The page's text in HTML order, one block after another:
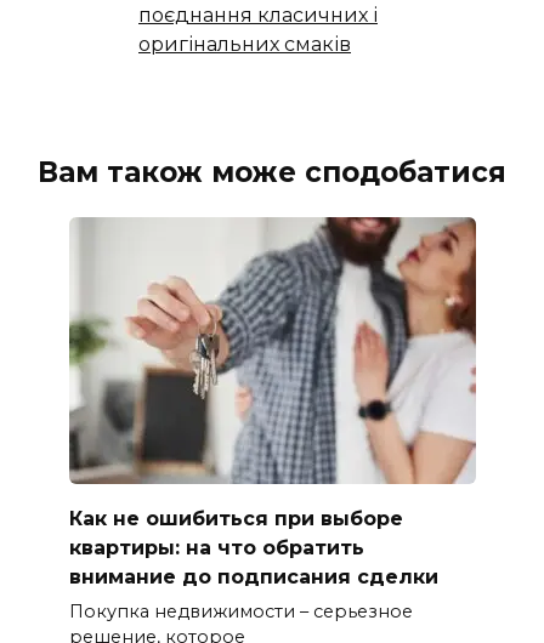
поєднання класичних і
оригінальних смаків
Вам також може сподобатися
Как не ошибиться при выборе
квартиры: на что обратить
внимание до подписания сделки
Покупка недвижимости – серьезное
решение, которое